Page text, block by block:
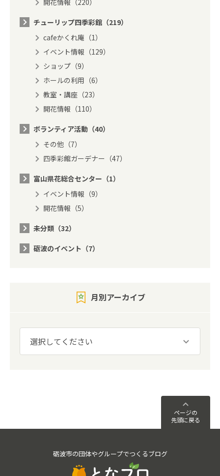
チューリップ四季彩館（219）
cafeかくれ庵（1）
イベント情報（129）
ショップ（9）
ホールの利用（6）
教室・講座（23）
開花情報（110）
ボランティア活動（40）
その他（7）
四季彩館ガーデナー（47）
富山県花総合センター（1）
イベント情報（9）
開花情報（5）
未分類（32）
砺波のイベント（7）
月別アーカイブ
ページの
先頭に戻る
砺波市の団体やグループでつくるブログ